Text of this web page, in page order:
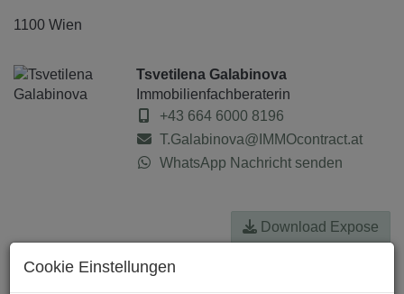
1100 Wien
Tsvetilena Galabinova
Immobilienfachberaterin
+43 664 6000 8196
T.Galabinova@IMMOcontract.at
WhatsApp Nachricht senden
Download Expose
Cookie Einstellungen